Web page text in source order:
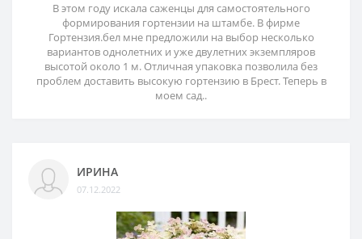
В этом году искала саженцы для самостоятельного
формирования гортензии на штамбе. В фирме
Гортензия.бел мне предложили на выбор несколько
вариантов однолетних и уже двулетних экземпляров
высотой около 1 м. Отличная упаковка позволила без
проблем доставить высокую гортензию в Брест. Теперь в
моем сад..
ИРИНА
07.12.2022